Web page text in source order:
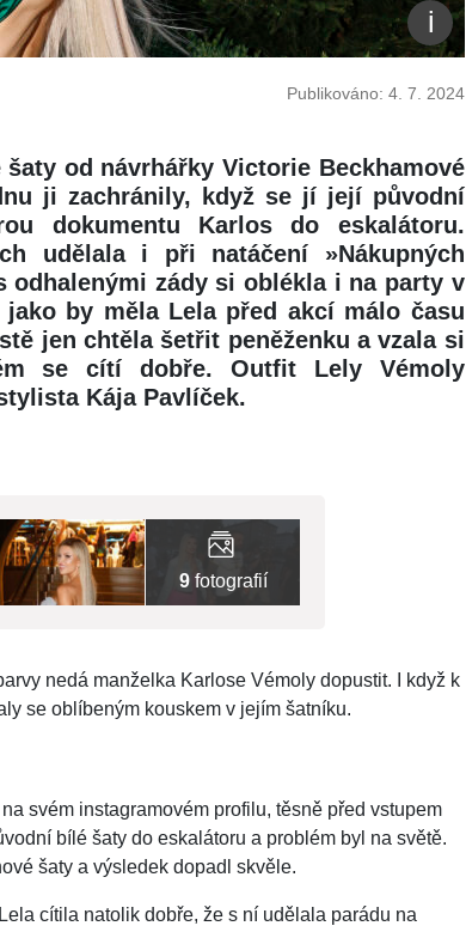
Publikováno: 4. 7. 2024
šaty od návrhářky Victorie Beckhamové
ji zachránily, když se jí její původní
dokumentu Karlos do eskalátoru.
udělala i při natáčení »Nákupných
odhalenými zády si oblékla i na party v
jako by měla Lela před akcí málo času
jen chtěla šetřit peněženku a vzala si
se cítí dobře. Outfit Lely Vémoly
Kája Pavlíček.
9fotografií
nedá manželka Karlose Vémoly dopustit. I když k
se oblíbeným kouskem v jejím šatníku.
svém instagramovém profilu, těsně před vstupem
bílé šaty do eskalátoru a problém byl na světě.
šaty a výsledek dopadl skvěle.
cítila natolik dobře, že s ní udělala parádu na